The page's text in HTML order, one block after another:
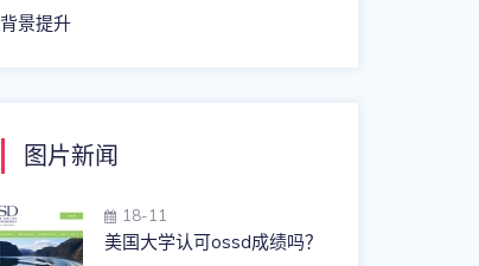
背景提升
图片新闻
18-11
美国大学认可ossd成绩吗？